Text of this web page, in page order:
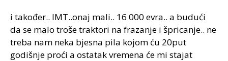
i također.. IMT..onaj mali.. 16 000 evra.. a budući
da se malo troše traktori na frazanje i špricanje.. ne
treba nam neka bjesna pila kojom ću 20put
godišnje proći a ostatak vremena će mi stajat